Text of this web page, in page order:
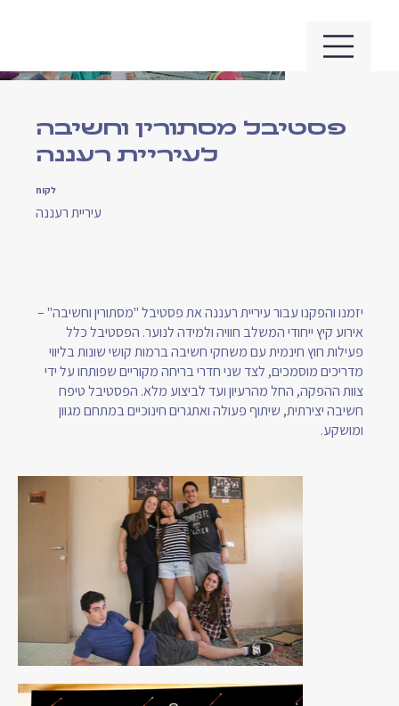
פסטיבל מסתורין וחשיבה
לעיריית רעננה
לקוח
עיריית רעננה
יזמנו והפקנו עבור עיריית רעננה את פסטיבל "מסתורין וחשיבה" –
אירוע קיץ ייחודי המשלב חוויה ולמידה לנוער. הפסטיבל כלל
פעילות חוץ חינמית עם משחקי חשיבה ברמות קושי שונות בליווי
מדריכים מוסמכים, לצד שני חדרי בריחה מקוריים שפותחו על ידי
צוות ההפקה, החל מהרעיון ועד לביצוע מלא. הפסטיבל טיפח
חשיבה יצירתית, שיתוף פעולה ואתגרים חינוכיים במתחם מגוון
ומושקע.